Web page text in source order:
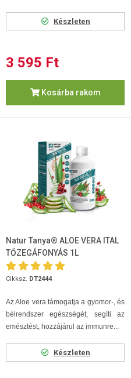
Készleten
3 595 Ft
Kosárba rakom
Natur Tanya® ALOE VERA ITAL
TŐZEGÁFONYÁS 1L
Cikksz. DT2444
Az Aloe vera támogatja a gyomor-, és
bélrendszer egészségét, segíti az
emésztést, hozzájárul az immunre...
Készleten